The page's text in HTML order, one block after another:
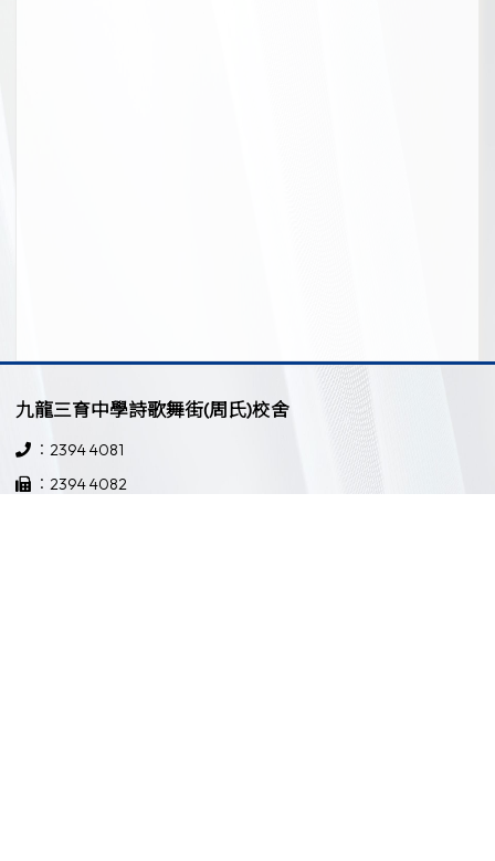
九龍三育中學詩歌舞街(周氏)校舍
：2394 4081
：2394 4082